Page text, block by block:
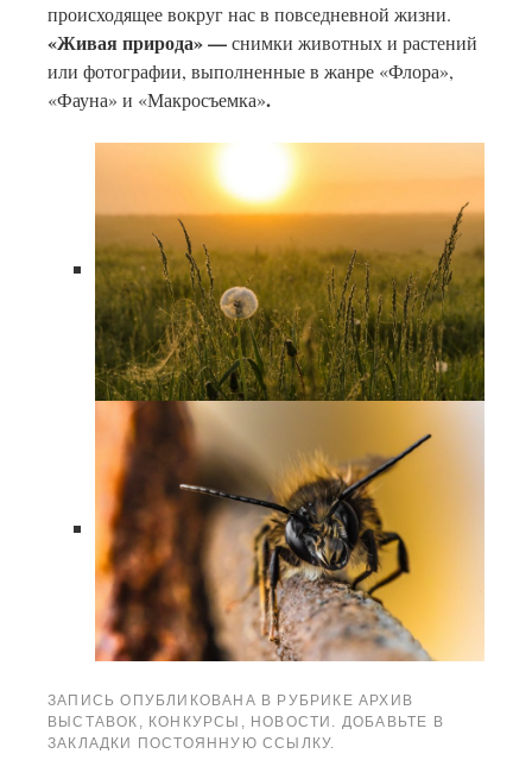
происходящее вокруг нас в повседневной жизни.
«Живая природа» —снимки животных и растений
или фотографии, выполненные в жанре «Флора»,
«Фауна» и «Макросъемка».
ЗАПИСЬ ОПУБЛИКОВАНА В РУБРИКЕ АРХИВ
ВЫСТАВОК , КОНКУРСЫ , НОВОСТИ . ДОБАВЬТЕ В
ЗАКЛАДКИ
ПОСТОЯННУЮ ССЫЛКУ.